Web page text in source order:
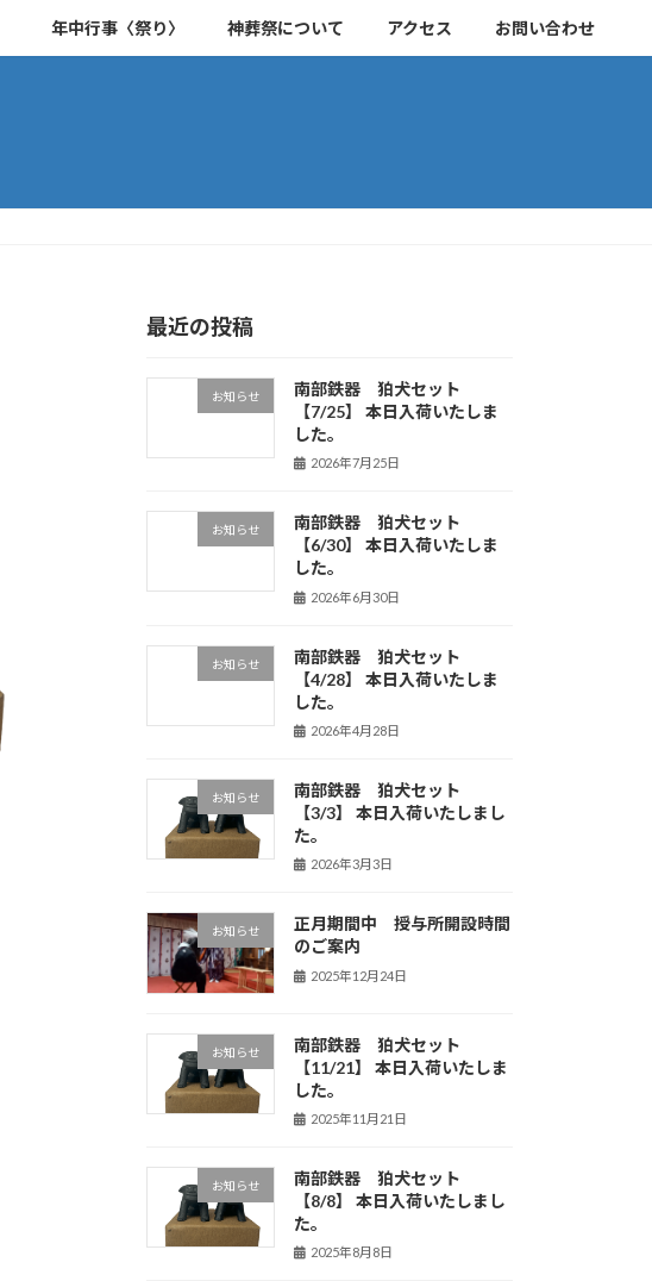
年中行事〈祭り〉 神葬祭について アクセス お問い合わせ
最近の投稿
お知らせ
南部鉄器 狛犬セット
【7/25】 本日入荷いたしま
した。
2026年7月25日
お知らせ
南部鉄器 狛犬セット
【6/30】 本日入荷いたしま
した。
2026年6月30日
お知らせ
南部鉄器 狛犬セット
【4/28】 本日入荷いたしま
した。
2026年4月28日
お知らせ
南部鉄器 狛犬セット
【3/3】 本日入荷いたしまし
た。
2026年3月3日
お知らせ
正月期間中 授与所開設時間
のご案内
2025年12月24日
お知らせ
南部鉄器 狛犬セット
【11/21】 本日入荷いたしま
した。
2025年11月21日
お知らせ
南部鉄器 狛犬セット
【8/8】 本日入荷いたしまし
た。
2025年8月8日